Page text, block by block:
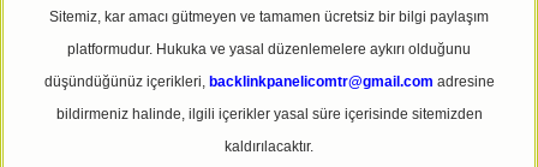
Sitemiz, kar amacı gütmeyen ve tamamen ücretsiz bir bilgi paylaşım
platformudur. Hukuka ve yasal düzenlemelere aykırı olduğunu
düşündüğünüz içerikleri, backlinkpanelicomtr@gmail.com adresine
bildirmeniz halinde, ilgili içerikler yasal süre içerisinde sitemizden
kaldırılacaktır.